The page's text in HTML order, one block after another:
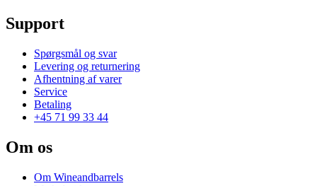
Support
Spørgsmål og svar
Levering og returnering
Afhentning af varer
Service
Betaling
+45 71 99 33 44
Om os
Om Wineandbarrels